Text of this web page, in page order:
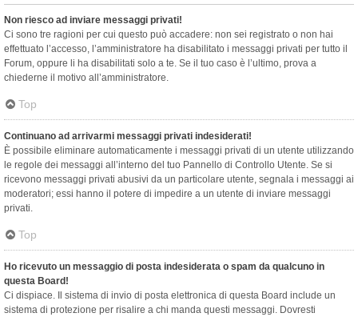
Non riesco ad inviare messaggi privati!
Ci sono tre ragioni per cui questo può accadere: non sei registrato o non hai
effettuato l’accesso, l’amministratore ha disabilitato i messaggi privati per tutto il
Forum, oppure li ha disabilitati solo a te. Se il tuo caso è l’ultimo, prova a
chiederne il motivo all’amministratore.
Top
Continuano ad arrivarmi messaggi privati indesiderati!
È possibile eliminare automaticamente i messaggi privati ​​di un utente utilizzando
le regole dei messaggi all’interno del tuo Pannello di Controllo Utente. Se si
ricevono messaggi privati ​​abusivi da un particolare utente, segnala i messaggi ai
moderatori; essi hanno il potere di impedire a un utente di inviare messaggi
privati​​.
Top
Ho ricevuto un messaggio di posta indesiderata o spam da qualcuno in
questa Board!
Ci dispiace. Il sistema di invio di posta elettronica di questa Board include un
sistema di protezione per risalire a chi manda questi messaggi. Dovresti